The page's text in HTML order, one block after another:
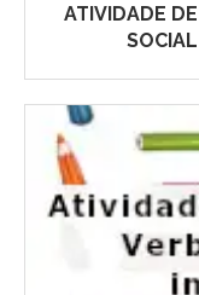
ATIVIDADE